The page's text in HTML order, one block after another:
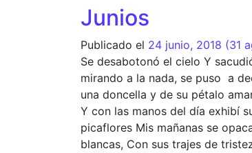
Junios
Publicado el 24 junio, 2018 (31
Se desabotonó el cielo Y
mirando a la nada, se puso a
una doncella y de su pétalo
Y con las manos del día exhibí
picaflores Mis mañanas se
blancas, Con sus trajes de